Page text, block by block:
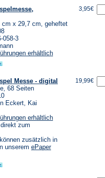
cm x 29,7 cm, geheftet
058-3
erhältlich
3,95€
Messe - digital
68 Seiten
Eckert, Kai
erhältlich
zum
zusätzlich in
unserem ePaper(Öffnet
19,99€